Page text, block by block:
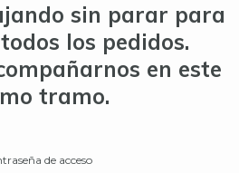
sin parar para
los pedidos.
en este
tramo.
de acceso